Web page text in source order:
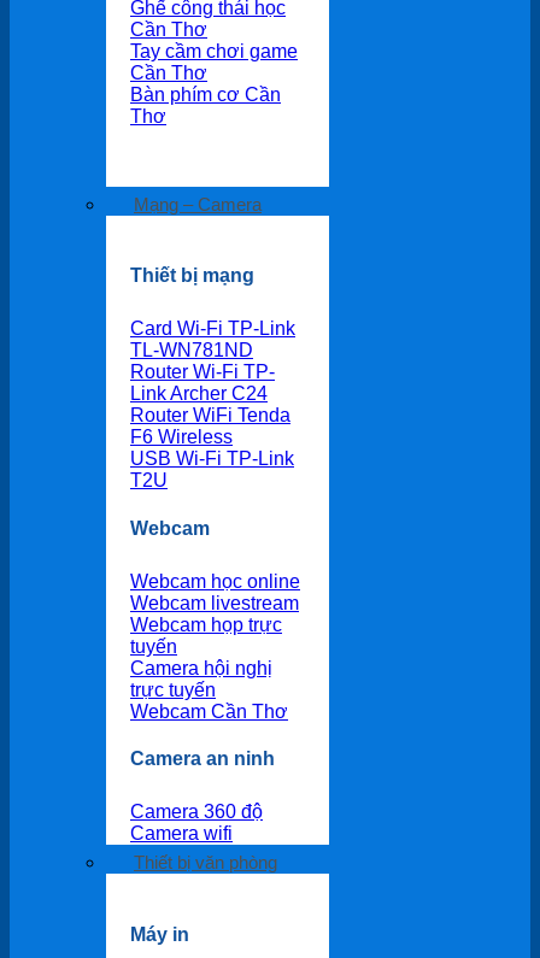
Ghế công thái học
Cần Thơ
Tay cầm chơi game
Cần Thơ
Bàn phím cơ Cần
Thơ
Mạng – Camera
Thiết bị mạng
Card Wi-Fi TP-Link
TL-WN781ND
Router Wi-Fi TP-
Link Archer C24
Router WiFi Tenda
F6 Wireless
USB Wi-Fi TP-Link
T2U
Webcam
Webcam học online
Webcam livestream
Webcam họp trực
tuyến
Camera hội nghị
trực tuyến
Webcam Cần Thơ
Camera an ninh
Camera 360 độ
Camera wifi
Thiết bị văn phòng
Máy in